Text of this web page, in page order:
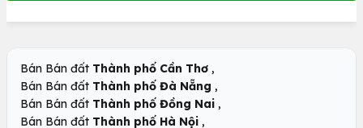
Bán Bán đất Thành phố Cần Thơ ,
Bán Bán đất Thành phố Đà Nẵng ,
Bán Bán đất Thành phố Đồng Nai ,
Bán Bán đất Thành phố Hà Nội ,